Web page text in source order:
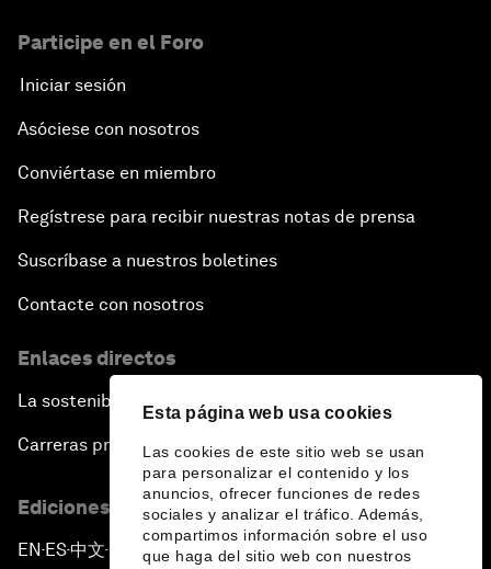
Esta página web usa cookies
Las cookies de este sitio web se usan
para personalizar el contenido y los
anuncios, ofrecer funciones de redes
sociales y analizar el tráfico. Además,
compartimos información sobre el uso
que haga del sitio web con nuestros
Participe en el Foro
Iniciar sesión
Asóciese con nosotros
Conviértase en miembro
Regístrese para recibir nuestras notas de prensa
Suscríbase a nuestros boletines
Contacte con nosotros
Enlaces directos
La sostenibilidad en el Foro
Carreras profesionales
Ediciones en otros idiomas
EN ▪ES▪中文▪ 日本語